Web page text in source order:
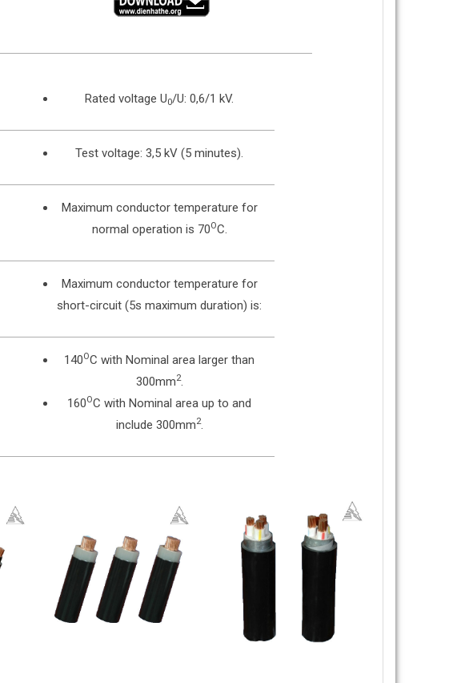
Rated voltage U0/U: 0,6/1 kV.
Test voltage: 3,5 kV (5 minutes).
Maximum conductor temperature for
normal operation is 70OC.
Maximum conductor temperature for
short-circuit (5s maximum duration) is:
140OC with Nominal area larger than
300mm2.
160OC with Nominal area up to and
include 300mm2.